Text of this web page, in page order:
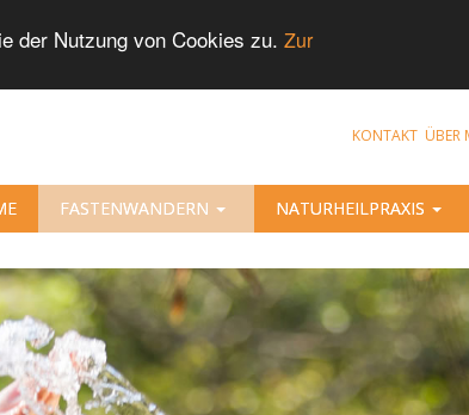
der Nutzung von Cookies zu. Zur
KONTAKT ÜBER
FASTENWANDERN NATURHEILPRAXIS